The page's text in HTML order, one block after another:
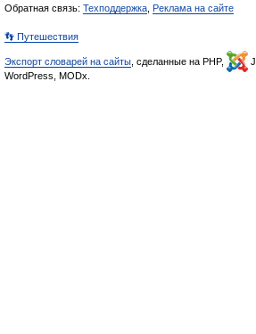
Обратная связь: Техподдержка Реклама на сайте
👣 Путешествия
Экспорт словарей на сайты , сделанные на PHP,
WordPress, MODx.